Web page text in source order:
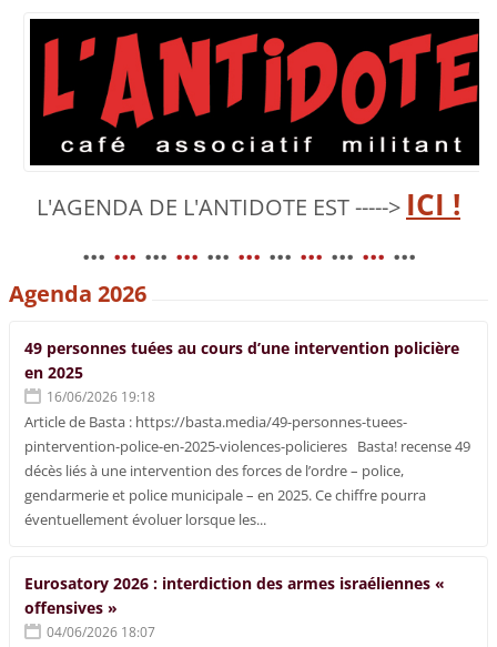
L'AGENDA DE L'ANTIDOTE EST -----> ICI !
... ... ... ... ... ... ... ... ... ... ...
Agenda 2026
49 personnes tuées au cours d’une intervention policière
en 2025
16/06/2026 19:18
Article de Basta : https://basta.media/49-personnes-tuees-
pintervention-police-en-2025-violences-policieres Basta! recense 49
décès liés à une intervention des forces de l’ordre – police,
gendarmerie et police municipale – en 2025. Ce chiffre pourra
éventuellement évoluer lorsque les...
Eurosatory 2026 : interdiction des armes israéliennes «
offensives »
04/06/2026 18:07